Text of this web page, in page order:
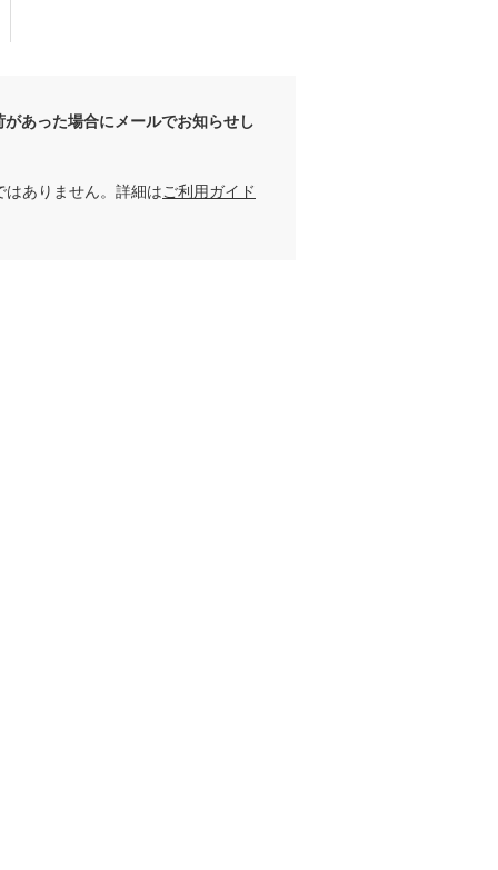
あった場合にメールでお知らせし
ありません。詳細は ご利用ガイド